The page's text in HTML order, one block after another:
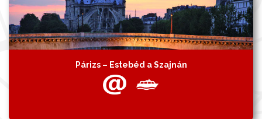
Párizs – Estebéd a Szajnán